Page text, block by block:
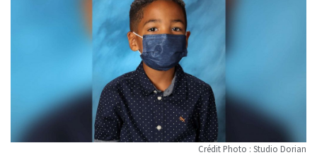
Crédit Photo : Studio Dorian